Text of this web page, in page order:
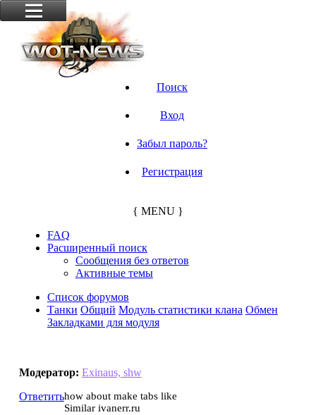
Поиск
Вход
Забыл пароль?
Регистрация
{ MENU }
FAQ
Расширенный поиск
Сообщения без ответов
Активные темы
Список форумов
Танки Общий Модуль статистики клана Обмен
Закладками для модуля
Модератор: Exinaus, shw
Ответитьhow about make tabs like
Similar ivanerr.ru